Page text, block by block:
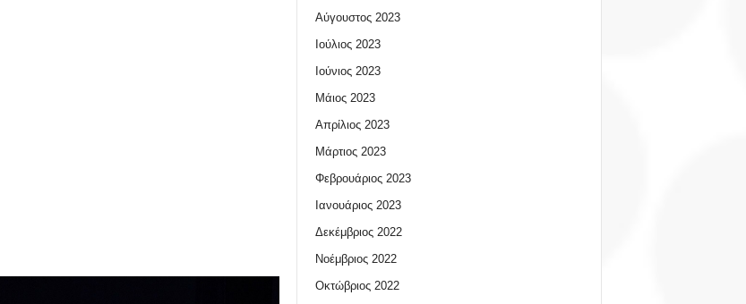
Αύγουστος 2023
Ιούλιος 2023
Ιούνιος 2023
Μάιος 2023
Απρίλιος 2023
Μάρτιος 2023
Φεβρουάριος 2023
Ιανουάριος 2023
Δεκέμβριος 2022
Νοέμβριος 2022
Οκτώβριος 2022